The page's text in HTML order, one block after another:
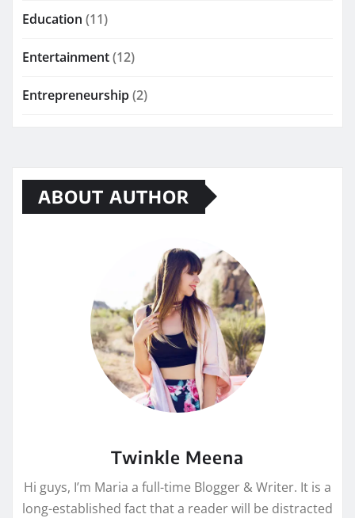
Education (11)
Entertainment(12)
Entrepreneurship(2)
ABOUT AUTHOR
Twinkle Meena
Hi guys, I’m Maria a full-time Blogger & Writer. It is a
long-established fact that a reader will be distracted